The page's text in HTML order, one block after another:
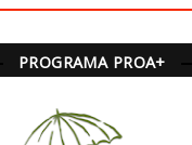
PROGRAMA PROA+